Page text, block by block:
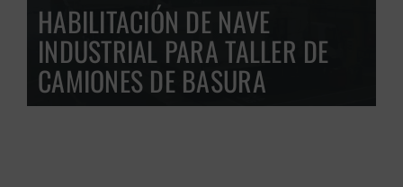
HABILITACIÓN DE NAVE
INDUSTRIAL PARA TALLER DE
CAMIONES DE BASURA